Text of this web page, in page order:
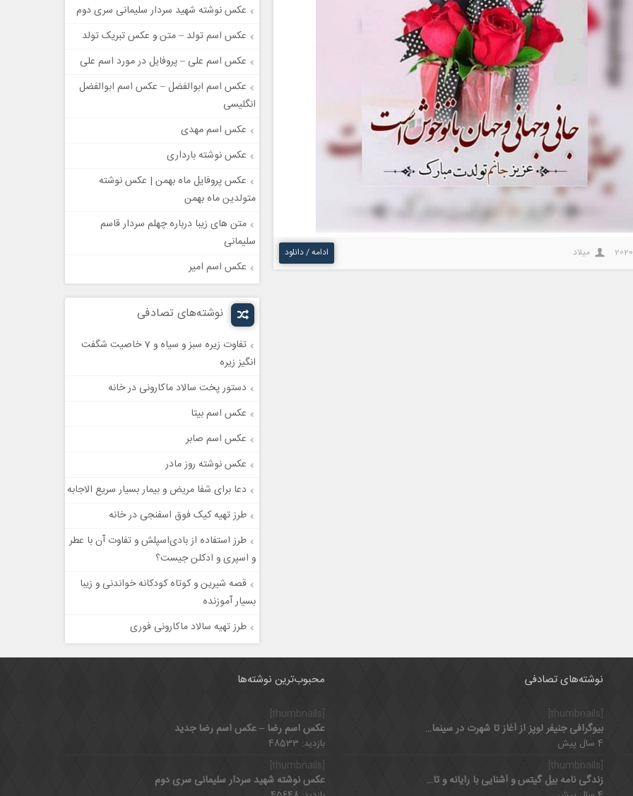
میلاد ادامه / دانلود
عکس نوشته شهید سردار سلیمانی سری دوم
عکس اسم تولد – متن و عکس تبریک تولد
عکس اسم علی – پروفایل در مورد اسم علی
عکس اسم ابوالفضل – عکس اسم ابوالفضل
انگلیسی
عکس اسم مهدی
عکس نوشته بارداری
عکس پروفایل ماه بهمن | عکس نوشته
متولدین ماه بهمن
متن های زیبا درباره چهلم سردار قاسم
سلیمانی
عکس اسم امیر
نوشته‌های تصادفی
تفاوت زیره سبز و سیاه و 7 خاصیت شگفت
انگیز زیره
دستور پخت سالاد ماکارونی در خانه
عکس اسم بیتا
عکس اسم صابر
عکس نوشته روز مادر
دعا برای شفا مریض و بیمار بسیار سریع الاجابه
طرز تهیه کیک فوق اسفنجی در خانه
طرز استفاده از بادی‌اسپلش و تفاوت آن با عطر
و اسپری و ادکلن جیست؟
قصه شیرین و کوتاه کودکانه خواندنی و زیبا
بسیار آموزنده
طرز تهیه سالاد ماکارونی فوری
نوشته‌های تصادفی
[thumbnails]
بیوگرافی جنیفر لوپز از آغاز تا شهرت در سینما و موسیقی
4 سال پیش
[thumbnails]
زندگی نامه بیل گیتس و آشنایی با رایانه و تاثیر رفاقت با پل آلن
محبوب‌ترین نوشته‌ها
[thumbnails]
عکس اسم رضا – عکس اسم رضا جدید
بازدید: 48533
[thumbnails]
عکس نوشته شهید سردار سلیمانی سری دوم